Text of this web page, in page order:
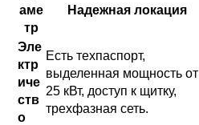
аме
тр
Надежная локация
Эле
ктр
иче
ств
о
Есть техпаспорт,
выделенная мощность от
25 кВт, доступ к щитку,
трехфазная сеть.